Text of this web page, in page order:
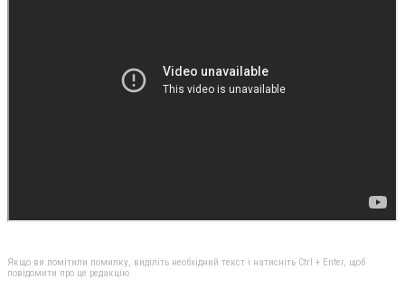
Якщо ви помітили помилку, виділіть необхідний текст і натисніть Ctrl + Enter, щоб
повідомити про це редакцію